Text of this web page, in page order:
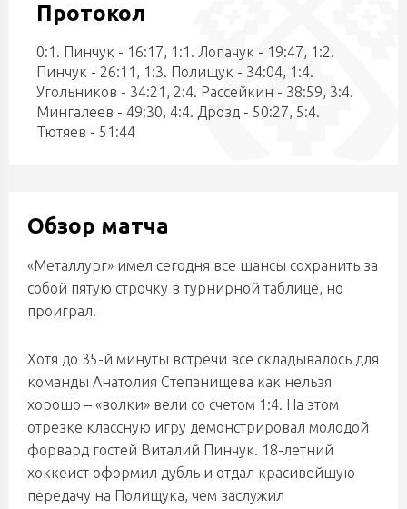
Протокол
0:1. Пинчук - 16:17, 1:1. Лопачук - 19:47, 1:2.
Пинчук - 26:11, 1:3. Полищук - 34:04, 1:4.
Угольников - 34:21, 2:4. Рассейкин - 38:59, 3:4.
Мингалеев - 49:30, 4:4. Дрозд - 50:27, 5:4.
Тютяев - 51:44
Обзор матча
«Металлург» имел сегодня все шансы сохранить за
собой пятую строчку в турнирной таблице, но
проиграл.
Хотя до 35-й минуты встречи все складывалось для
команды Анатолия Степанищева как нельзя
хорошо – «волки» вели со счетом 1:4. На этом
отрезке классную игру демонстрировал молодой
форвард гостей Виталий Пинчук. 18-летний
хоккеист оформил дубль и отдал красивейшую
передачу на Полищука, чем заслужил